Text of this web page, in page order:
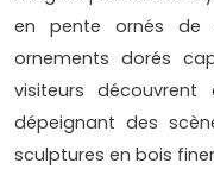
en pente ornés de
ornements dorés
visiteurs découvrent
dépeignant des
sculptures en bois